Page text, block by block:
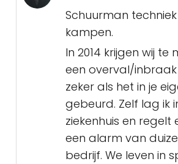
Schuurman
kampen.
In 2014 krijgen wij te
een overval/
zeker als het in je
gebeurd. Zelf lag ik
ziekenhuis en regelt
een alarm van
bedrijf. We leven in